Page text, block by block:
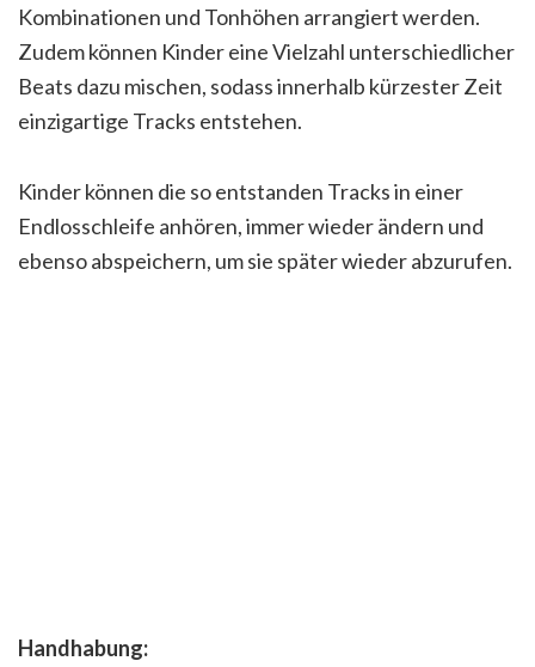
Kombinationen und Tonhöhen arrangiert werden.
Zudem können Kinder eine Vielzahl unterschiedlicher
Beats dazu mischen, sodass innerhalb kürzester Zeit
einzigartige Tracks entstehen.
Kinder können die so entstanden Tracks in einer
Endlosschleife anhören, immer wieder ändern und
ebenso abspeichern, um sie später wieder abzurufen.
Handhabung: